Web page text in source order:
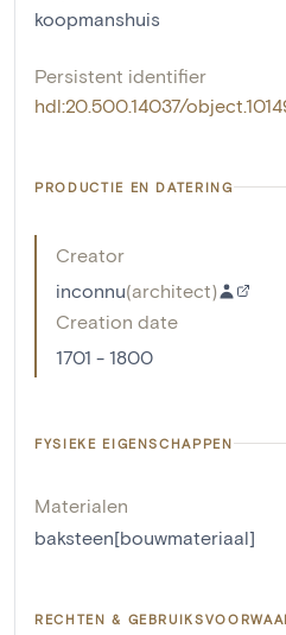
koopmanshuis
Persistent identifier
hdl:20.500.14037/
PRODUCTIE EN DATERING
Creator
inconnu(architect)
Creation date
1701 - 1800
FYSIEKE EIGENSCHAPPEN
Materialen
baksteen[bouwmateriaal]
RECHTEN &